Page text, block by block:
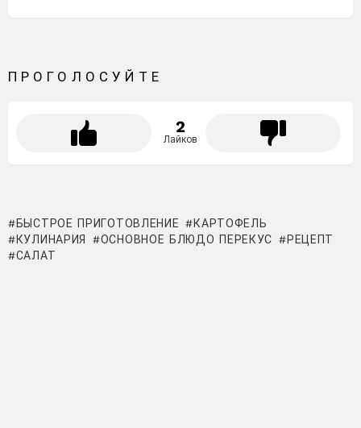
ПРОГОЛОСУЙТЕ
2
Лайков
БЫСТРОЕ ПРИГОТОВЛЕНИЕ
КАРТОФЕЛЬ
КУЛИНАРИЯ
ОСНОВНОЕ БЛЮДО ПЕРЕКУС
РЕЦЕПТ
САЛАТ